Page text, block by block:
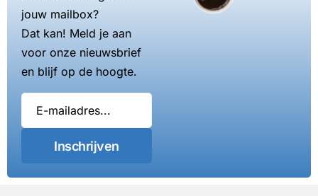
jouw mailbox?
Dat kan! Meld je aan
voor onze nieuwsbrief
en blijf op de hoogte.
Inschrijven